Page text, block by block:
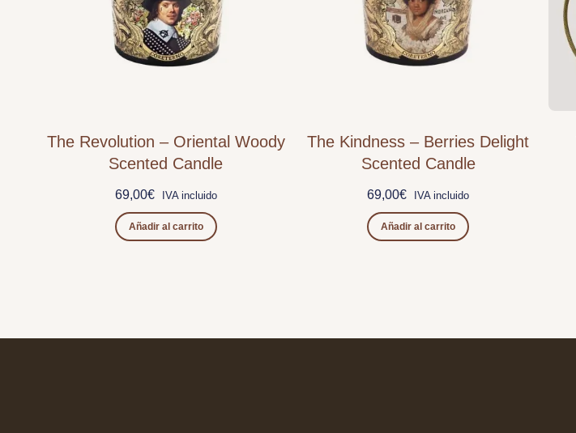
The Revolution – Oriental Woody
Scented Candle
69,00€ IVA incluido
Añadir al carrito
The Kindness – Berries Delight
Scented Candle
69,00€ IVA incluido
Añadir al carrito